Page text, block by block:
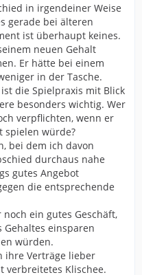
in irgendeiner Weise
gerade bei älteren
ist überhaupt keines.
neuen Gehalt
Er hätte bei einem
in der Tasche.
die Spielpraxis mit Blick
besonders wichtig. Wer
verpflichten, wenn er
spielen würde?
bei dem ich davon
durchaus nahe
gutes Angebot
die entsprechende
ein gutes Geschäft,
einsparen
würden.
ihre Verträge lieber
verbreitetes Klischee.